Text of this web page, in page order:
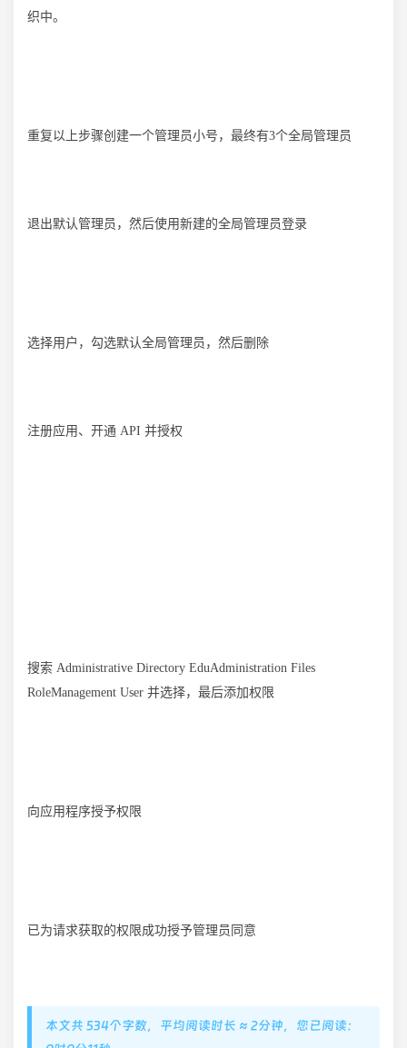
织中。
重复以上步骤创建一个管理员小号，最终有3个全局管理员
退出默认管理员，然后使用新建的全局管理员登录
选择用户，勾选默认全局管理员，然后删除
注册应用、开通 API 并授权
搜索 Administrative Directory EduAdministration Files
RoleManagement User 并选择，最后添加权限
向应用程序授予权限
已为请求获取的权限成功授予管理员同意
本文共 534个字数，平均阅读时长 ≈ 2分钟，您已阅读：